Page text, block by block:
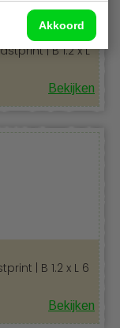
Akkoord
| B 1.2 x L
Bekijken
| B 1.2 x L 6
Bekijken